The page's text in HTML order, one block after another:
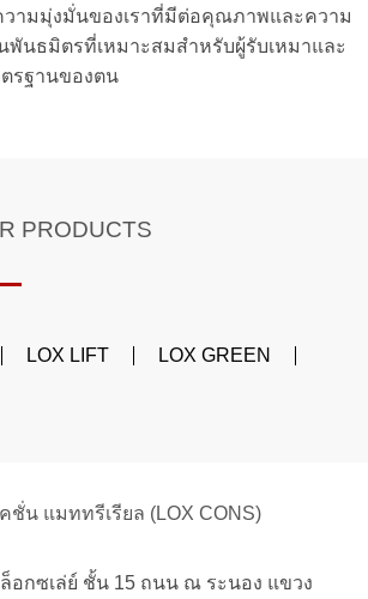
ามมุ่งมั่นของเราที่มีต่อคุณภาพและความ
นพันธมิตรที่เหมาะสมสำหรับผู้รับเหมาและ
รฐานของตน
PRODUCTS
LOX LIFT LOX GREEN
ชั่น แมททรีเรียล (LOX CONS)
อกซเล่ย์ ชั้น 15 ถนน ณ ระนอง แขวง